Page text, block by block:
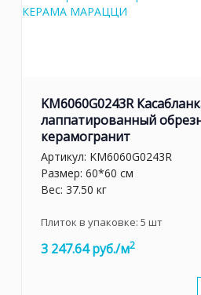
KM6060G0243R
лаппатированный
керамогранит
Артикул: KM6060G0243R
Размер: 60*60 см
Вес: 37.50 кг
Плиток в упаковке: 5 шт
3 247.64 руб./м2